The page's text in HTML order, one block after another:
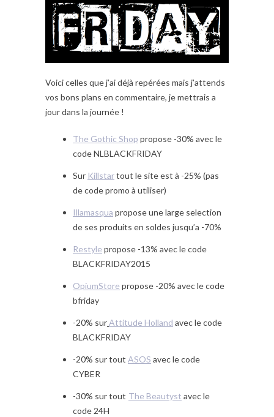
Voici celles que j’ai déjà repérées mais j’attends
vos bons plans en commentaire, je mettrais a
jour dans la journée !
The Gothic Shop propose -30% avec le
code NLBLACKFRIDAY
Sur Killstartout le site est à -25% (pas
de code promo à utiliser)
Illamasqua propose une large selection
de ses produits en soldes jusqu’a -70%
Restyle propose -13% avec le code
BLACKFRIDAY2015
OpiumStore propose -20% avec le code
bfriday
-20% surAttitude Holland avec le code
BLACKFRIDAY
-20% sur tout ASOS avec le code
CYBER
-30% sur tout The Beautyst avec le
code 24H